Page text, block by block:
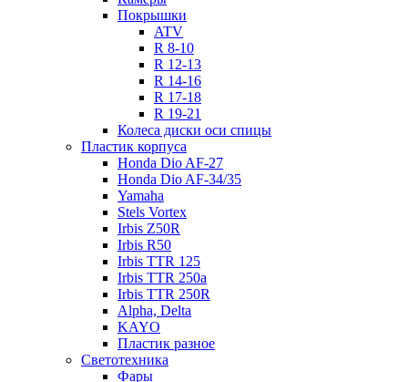
Покрышки
ATV
R 8-10
R 12-13
R 14-16
R 17-18
R 19-21
Колеса диски оси спицы
Пластик корпуса
Honda Dio AF-27
Honda Dio AF-34/35
Yamaha
Stels Vortex
Irbis Z50R
Irbis R50
Irbis TTR 125
Irbis TTR 250a
Irbis TTR 250R
Alpha, Delta
KAYO
Пластик разное
Светотехника
Фары